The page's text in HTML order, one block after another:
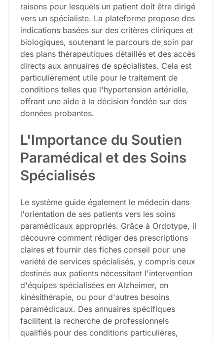
raisons pour lesquels un patient doit être dirigé
vers un spécialiste. La plateforme propose des
indications basées sur des critères cliniques et
biologiques, soutenant le parcours de soin par
des plans thérapeutiques détaillés et des accès
directs aux annuaires de spécialistes. Cela est
particulièrement utile pour le traitement de
conditions telles que l'hypertension artérielle,
offrant une aide à la décision fondée sur des
données probantes.
L'Importance du Soutien
Paramédical et des Soins
Spécialisés
Le système guide également le médecin dans
l'orientation de ses patients vers les soins
paramédicaux appropriés. Grâce à Ordotype, il
découvre comment rédiger des prescriptions
claires et fournir des fiches conseil pour une
variété de services spécialisés, y compris ceux
destinés aux patients nécessitant l'intervention
d'équipes spécialisées en Alzheimer, en
kinésithérapie, ou pour d'autres besoins
paramédicaux. Des annuaires spécifiques
facilitent la recherche de professionnels
qualifiés pour des conditions particulières,